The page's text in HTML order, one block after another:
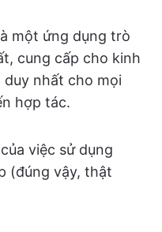
một ứng dụng trò
cung cấp cho kinh
nhất cho mọi
hợp tác.
việc sử dụng
(đúng vậy, thật